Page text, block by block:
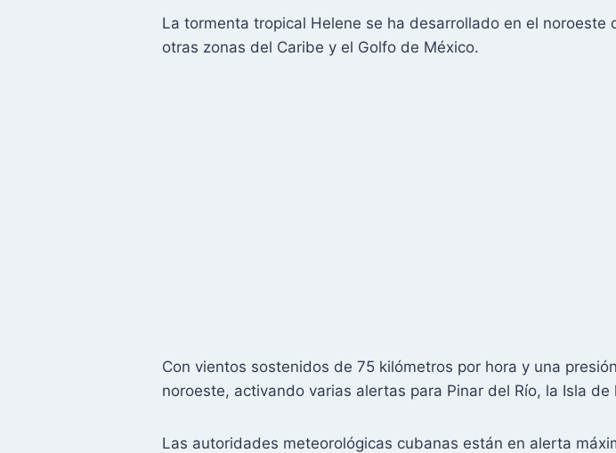
La tormenta tropical Helene se ha desarrollado en el
otras zonas del Caribe y el Golfo de México.
Con vientos sostenidos de 75 kilómetros por hora y una
noroeste, activando varias alertas para Pinar del Río, la Isla
Las autoridades meteorológicas cubanas están en alerta